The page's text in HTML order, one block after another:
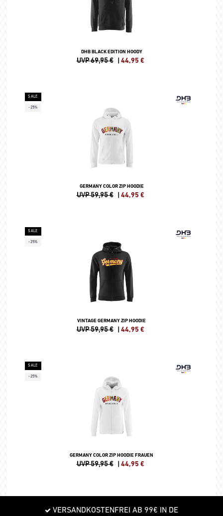
DHB BLACK EDITION HOODY
UVP 69,95 € | 44,95 €
SALE
-25%
GERMANY COLOR ZIP HOODIE
UVP 59,95 € | 44,95 €
SALE
-25%
VINTAGE GERMANY ZIP HOODIE
UVP 59,95 € | 44,95 €
SALE
-25%
GERMANY COLOR ZIP HOODIE FRAUEN
UVP 59,95 € | 44,95 €
VERSANDKOSTENFREI AB 99€ IN DE